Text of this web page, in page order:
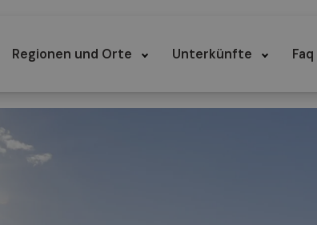
Regionen und Orte Unterkünfte Faq